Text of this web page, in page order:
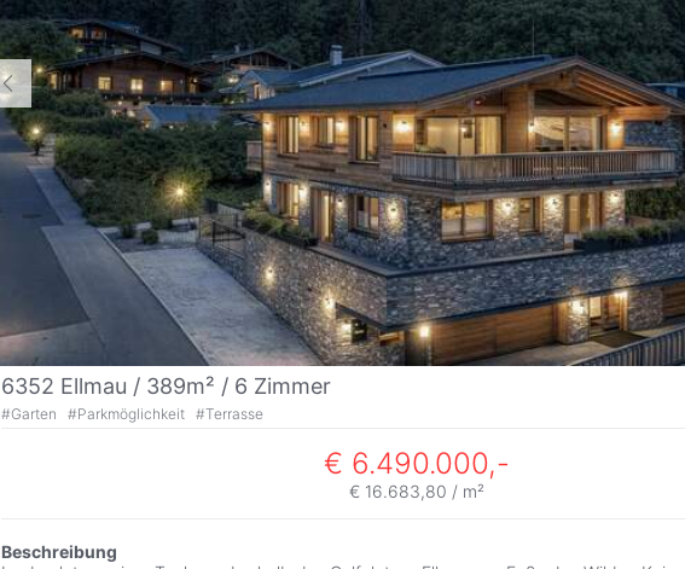
6352 Ellmau / 389m² / 6 Zimmer
#Garten #Parkmöglichkeit #Terrasse
€ 6.490.000,-
€ 16.683,80 / m²
Beschreibung